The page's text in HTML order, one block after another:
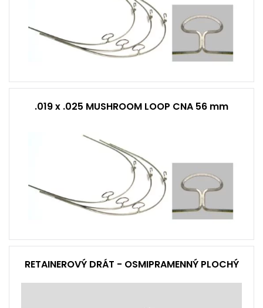
.019 x .025 MUSHROOM LOOP CNA 56 mm
RETAINEROVÝ DRÁT - OSMIPRAMENNÝ PLOCHÝ